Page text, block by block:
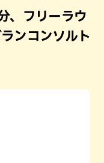
、フリーラウ
ンコンソルト